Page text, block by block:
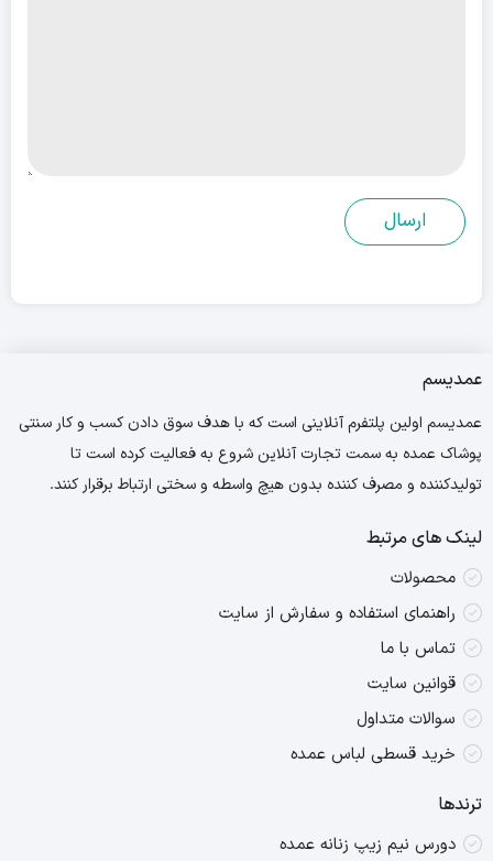
عمدیسم
عمدیسم اولین پلتفرم آنلاینی است که با هدف سوق دادن کسب و کار سنتی
پوشاک عمده به سمت تجارت آنلاین شروع به فعالیت کرده است تا
تولیدکننده و مصرف کننده بدون هیچ واسطه و سختی ارتباط برقرار کنند.
لینک های مرتبط
محصولات
راهنمای استفاده و سفارش از سایت
تماس با ما
قوانین سایت
سوالات متداول
خرید قسطی لباس عمده
ترندها
دورس نیم زیپ زنانه عمده